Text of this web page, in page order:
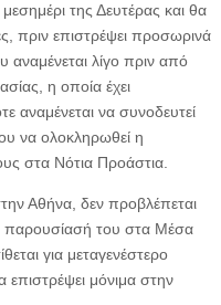
της Δευτέρας και θα
πριν επιστρέψει προσωρινά
αναμένεται λίγο πριν από
η οποία έχει
αναμένεται να συνοδευτεί
να ολοκληρωθεί η
στα Νότια Προάστια.
Αθήνα, δεν προβλέπεται
παρουσίασή του στα Μέσα
για μεταγενέστερο
μόνιμα στην